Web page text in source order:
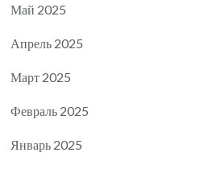
Май 2025
Апрель 2025
Март 2025
Февраль 2025
Январь 2025